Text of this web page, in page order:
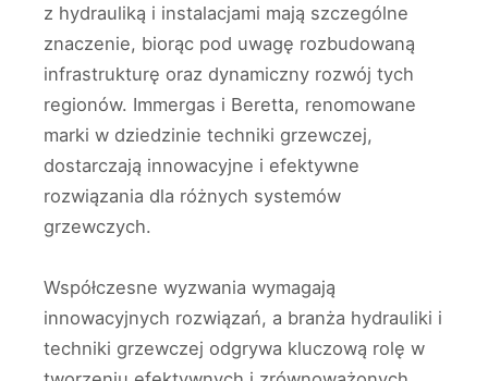
z hydrauliką i instalacjami mają szczególne
znaczenie, biorąc pod uwagę rozbudowaną
infrastrukturę oraz dynamiczny rozwój tych
regionów. Immergas i Beretta, renomowane
marki w dziedzinie techniki grzewczej,
dostarczają innowacyjne i efektywne
rozwiązania dla różnych systemów
grzewczych.
Współczesne wyzwania wymagają
innowacyjnych rozwiązań, a branża hydrauliki i
techniki grzewczej odgrywa kluczową rolę w